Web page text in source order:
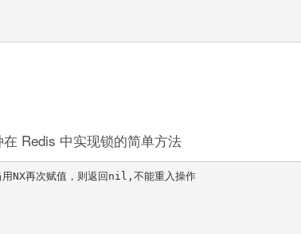
Redis 中实现锁的简单方法
NX再次赋值，则返回nil,不能重入操作